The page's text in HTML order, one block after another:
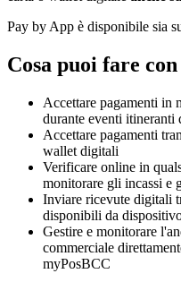
Pay by App è disponibile sia
Cosa puoi fare
Accettare pagamenti in
durante eventi itineranti
Accettare pagamenti
wallet digitali
Verificare online in
monitorare gli incassi e
Inviare ricevute digitali
disponibili da
Gestire e monitorare
commerciale
myPosBCC